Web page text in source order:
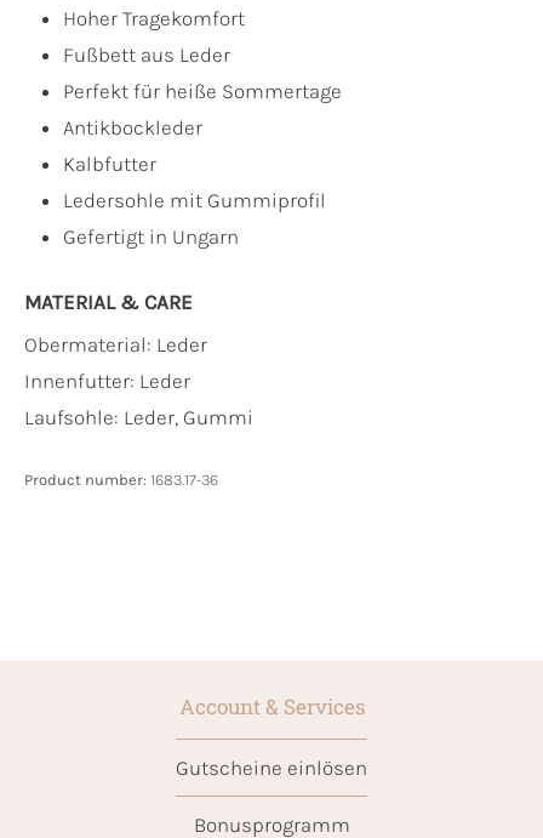
Hoher Tragekomfort
Fußbett aus Leder
Perfekt für heiße Sommertage
Antikbockleder
Kalbfutter
Ledersohle mit Gummiprofil
Gefertigt in Ungarn
MATERIAL & CARE
Obermaterial: Leder
Innenfutter: Leder
Laufsohle: Leder, Gummi
Product number: 1683.17-36
Account & Services
Gutscheine einlösen
Bonusprogramm